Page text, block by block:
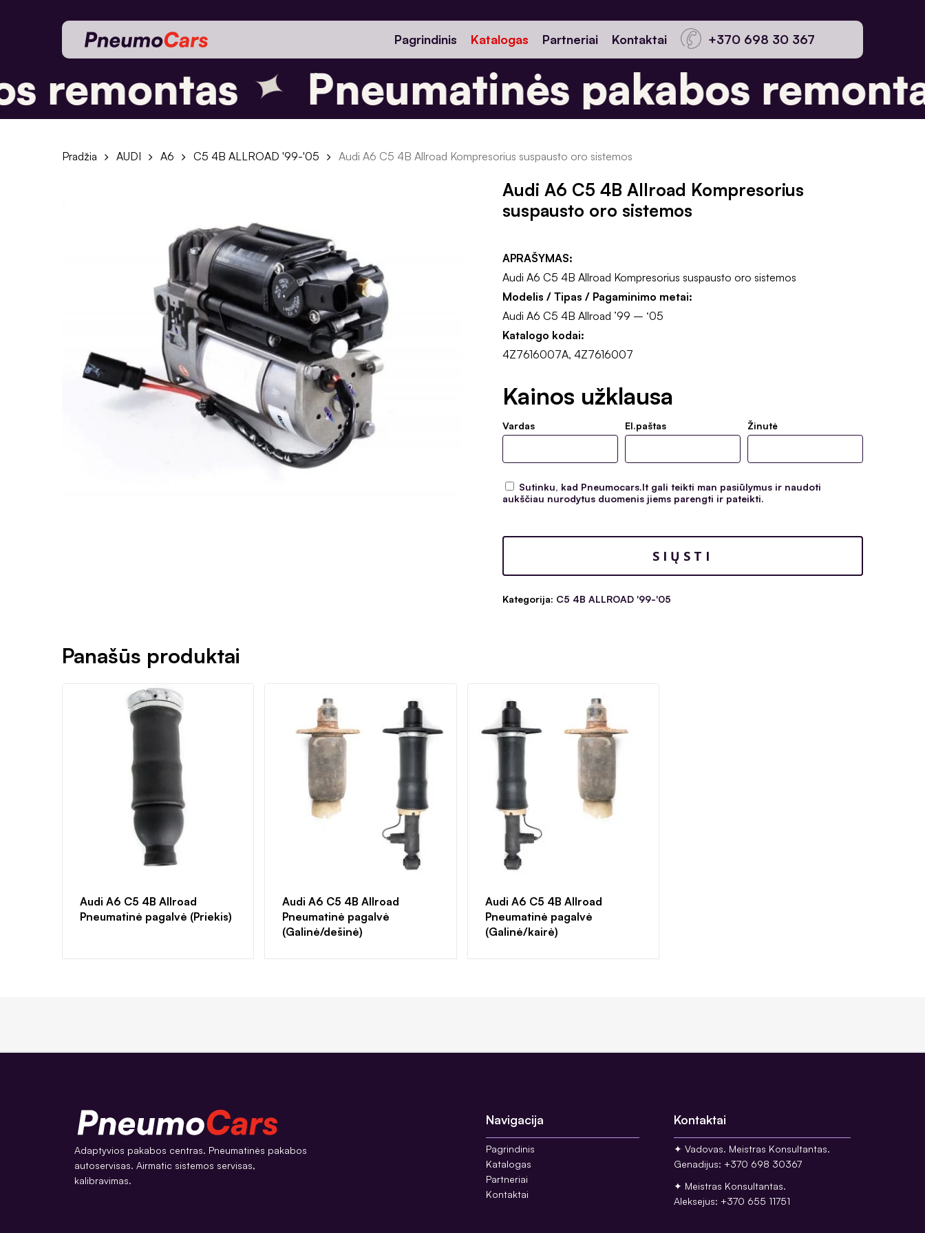
Pagrindinis Katalogas Partneriai Kontaktai +370 698 30 367
remontas ✦ Pneumatinės pakabos
Pradžia AUDI A6 C5 4B ALLROAD '99-'05 Audi A6 C5 4B Allroad Kompresorius suspausto oro sistemos
Audi A6 C5 4B Allroad Kompresorius
suspausto oro sistemos
APRAŠYMAS:
Audi A6 C5 4B Allroad Kompresorius suspausto oro sistemos
Modelis / Tipas / Pagaminimo metai:
Audi A6 C5 4B Allroad ’99 – ‘05
Katalogo kodai:
4Z7616007A, 4Z7616007
Kainos užklausa
Vardas El.paštas Žinutė
Sutinku, kad Pneumocars.lt gali teikti man pasiūlymus ir naudoti
aukščiau nurodytus duomenis jiems parengti ir pateikti.
Kategorija: C5 4B ALLROAD '99-'05
Panašūs produktai
Audi A6 C5 4B Allroad
Pneumatinė pagalvė (Priekis)
Audi A6 C5 4B Allroad
Pneumatinė pagalvė
(Galinė/dešinė)
Audi A6 C5 4B Allroad
Pneumatinė pagalvė
(Galinė/kairė)
Adaptyvios pakabos centras. Pneumatinės pakabos
autoservisas. Airmatic sistemos servisas,
kalibravimas.
Navigacija
Pagrindinis
Katalogas
Partneriai
Kontaktai
Kontaktai
✦ Vadovas. Meistras Konsultantas.
Genadijus: +370 698 30367
✦ Meistras Konsultantas.
Aleksejus: +370 655 11751